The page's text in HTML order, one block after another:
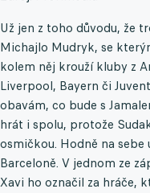
Už jen z toho důvodu, že
Michajlo Mudryk, se
kolem něj krouží kluby z
Liverpool, Bayern či
obavám, co bude s
hrát i spolu, protože
osmičkou. Hodně na
Barceloně. V jednom ze
Xavi ho označil za hráče,